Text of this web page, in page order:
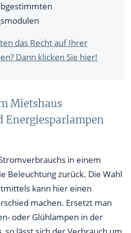
das Recht auf Ihrer
Dann klicken Sie hier!
Mietshaus
Energiesparlampen
in einem
Beleuchtung zurück. Die Wahl
kann hier einen
machen. Ersetzt man
oder Glühlampen in der